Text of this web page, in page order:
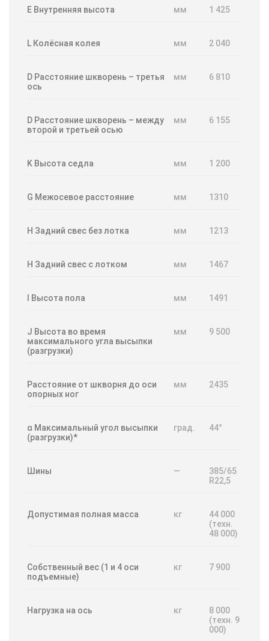
E Внутренняя высота мм 1 425
L Колёсная колея мм 2 040
D Расстояние шкворень – третья
ось
мм 6 810
D Расстояние шкворень – между
второй и третьей осью
мм 6 155
K Высота седла мм 1 200
G Межосевое расстояние мм 1310
H Задний свес без лотка мм 1213
H Задний свес с лотком мм 1467
I Высота пола мм 1491
J Высота во время
максимального угла высыпки
(разгрузки)
мм 9 500
Расстояние от шкворня до оси
опорных ног
мм 2435
α Максимальный угол высыпки
(разгрузки)*
град. 44°
Шины —
385/65
R22,5
Допустимая полная масса кг
44 000
(техн.
48 000)
Собственный вес (1 и 4 оси
подъемные)
кг 7 900
Нагрузка на ось кг
8 000
(техн. 9
000)